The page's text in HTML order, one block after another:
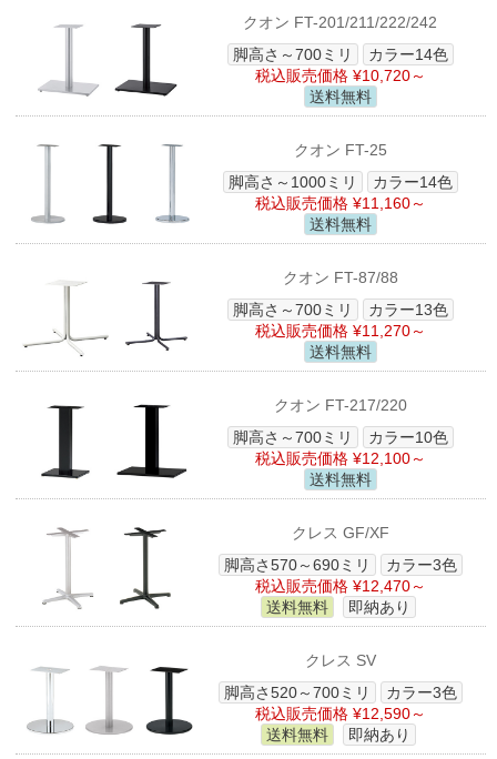
クオン FT-201/211/222/242
脚高さ～700ミリ
カラー14色
税込販売価格 ¥10,720～
送料無料
クオン FT-25
脚高さ～1000ミリ
カラー14色
税込販売価格 ¥11,160～
送料無料
クオン FT-87/88
脚高さ～700ミリ
カラー13色
税込販売価格 ¥11,270～
送料無料
クオン FT-217/220
脚高さ～700ミリ
カラー10色
税込販売価格 ¥12,100～
送料無料
クレス GF/XF
脚高さ570～690ミリ
カラー3色
税込販売価格 ¥12,470～
送料無料
即納あり
クレス SV
脚高さ520～700ミリ
カラー3色
税込販売価格 ¥12,590～
送料無料
即納あり